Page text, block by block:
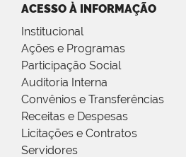
ACESSO À INFORMAÇÃO
Institucional
Ações e Programas
Participação Social
Auditoria Interna
Convênios e Transferências
Receitas e Despesas
Licitações e Contratos
Servidores